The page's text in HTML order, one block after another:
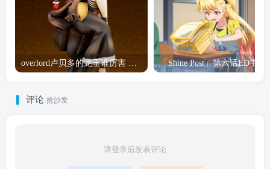
评论 抢沙发
请登录后发表评论